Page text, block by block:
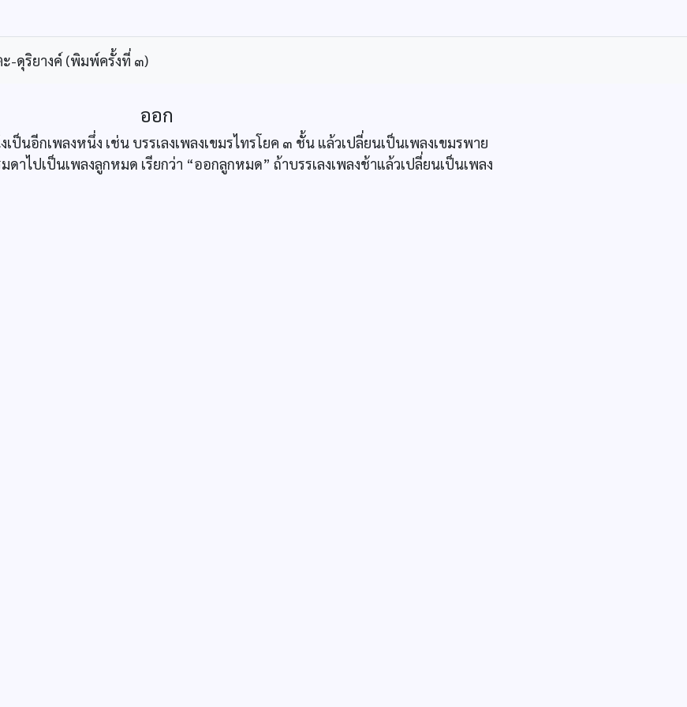
-ดุริยางค์ (พิมพ์ครั้งที่ ๓)
ออก
ป็นอีกเพลงหนึ่ง เช่น บรรเลงเพลงเขมรไทรโยค ๓ ชั้น แล้วเปลี่ยนเป็นเพลงเขมรพาย
ดาไปเป็นเพลงลูกหมด เรียกว่า “ออกลูกหมด” ถ้าบรรเลงเพลงช้าแล้วเปลี่ยนเป็นเพลง